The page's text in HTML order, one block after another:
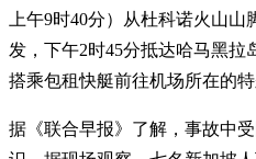
上午9时40分）从杜科诺火山山
发，下午2时45分抵达哈马黑拉
搭乘包租快艇前往机场所在的特
据《联合早报》了解，事故中